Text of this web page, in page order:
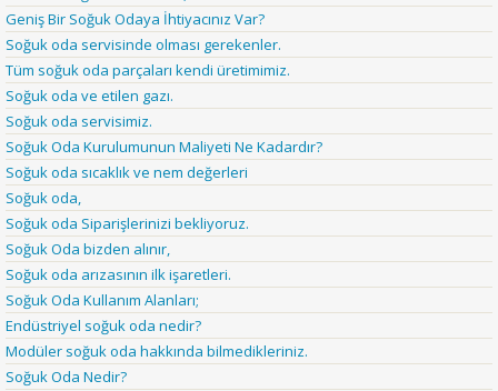
Geniş Bir Soğuk Odaya İhtiyacınız Var?
Soğuk oda servisinde olması gerekenler.
Tüm soğuk oda parçaları kendi üretimimiz.
Soğuk oda ve etilen gazı.
Soğuk oda servisimiz.
Soğuk Oda Kurulumunun Maliyeti Ne Kadardır?
Soğuk oda sıcaklık ve nem değerleri
Soğuk oda,
Soğuk oda Siparişlerinizi bekliyoruz.
Soğuk Oda bizden alınır,
Soğuk oda arızasının ilk işaretleri.
Soğuk Oda Kullanım Alanları;
Endüstriyel soğuk oda nedir?
Modüler soğuk oda hakkında bilmedikleriniz.
Soğuk Oda Nedir?